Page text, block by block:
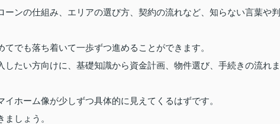
ンの仕組み、エリアの選び方、契約の流れなど、知らない言葉や判
でも落ち着いて一歩ずつ進めることができます。
たい方向けに、基礎知識から資金計画、物件選び、手続きの流れま
ホーム像が少しずつ具体的に見えてくるはずです。
しょう。